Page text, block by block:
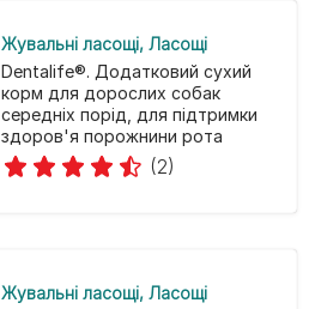
Жувальні ласощі Ласощі
Dentalife®. Додатковий сухий
корм для дорослих собак
середніх порід, для підтримки
здоров'я порожнини рота
(2)
Жувальні ласощі Ласощі